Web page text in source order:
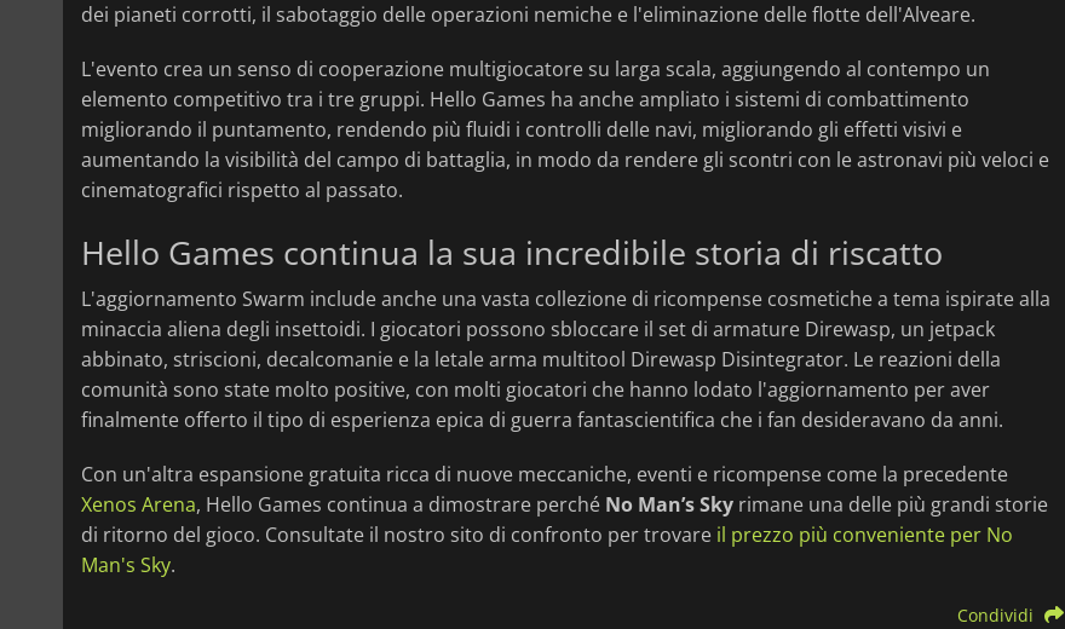
dei pianeti corrotti, il sabotaggio delle operazioni nemiche e l'eliminazione delle flotte dell'Alveare.
L'evento crea un senso di cooperazione multigiocatore su larga scala, aggiungendo al contempo un
elemento competitivo tra i tre gruppi. Hello Games ha anche ampliato i sistemi di combattimento
migliorando il puntamento, rendendo più fluidi i controlli delle navi, migliorando gli effetti visivi e
aumentando la visibilità del campo di battaglia, in modo da rendere gli scontri con le astronavi più veloci e
cinematografici rispetto al passato.
Hello Games continua la sua incredibile storia di riscatto
L'aggiornamento Swarm include anche una vasta collezione di ricompense cosmetiche a tema ispirate alla
minaccia aliena degli insettoidi. I giocatori possono sbloccare il set di armature Direwasp, un jetpack
abbinato, striscioni, decalcomanie e la letale arma multitool Direwasp Disintegrator. Le reazioni della
comunità sono state molto positive, con molti giocatori che hanno lodato l'aggiornamento per aver
finalmente offerto il tipo di esperienza epica di guerra fantascientifica che i fan desideravano da anni.
Con un'altra espansione gratuita ricca di nuove meccaniche, eventi e ricompense come la precedente
Xenos Arena, Hello Games continua a dimostrare perché No Man’s Sky rimane una delle più grandi storie
di ritorno del gioco. Consultate il nostro sito di confronto per trovare il prezzo più conveniente per No
Man's Sky.
Condividi